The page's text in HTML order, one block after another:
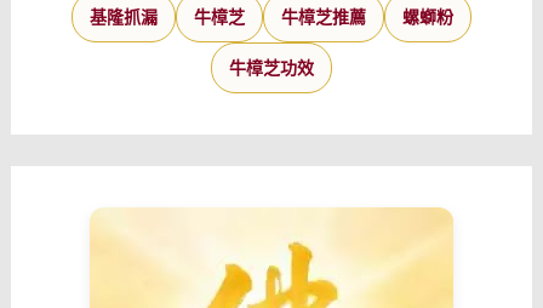
基隆抓漏 牛樟芝 牛樟芝推薦 螺螄粉
牛樟芝功效